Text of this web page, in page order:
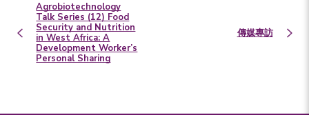
Agrobiotechnology
Talk Series (12) Food
Security and Nutrition
in West Africa: A
Development Worker’s
Personal Sharing
傳媒專訪